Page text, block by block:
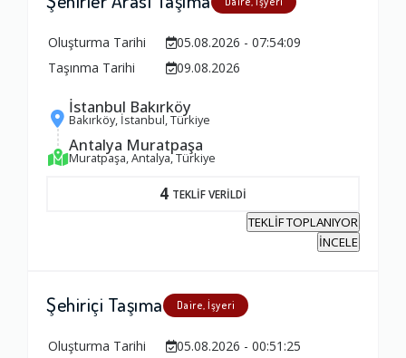
Oluşturma Tarihi
05.08.2026 - 07:54:09
Taşınma Tarihi
09.08.2026
İstanbul Bakırköy
Bakırköy, İstanbul, Türkiye
Antalya Muratpaşa
Muratpaşa, Antalya, Türkiye
4 TEKLİF VERİLDİ
TEKLİF TOPLANIYOR
İNCELE
Şehiriçi Taşıma Daire, İşyeri
Oluşturma Tarihi
05.08.2026 - 00:51:25